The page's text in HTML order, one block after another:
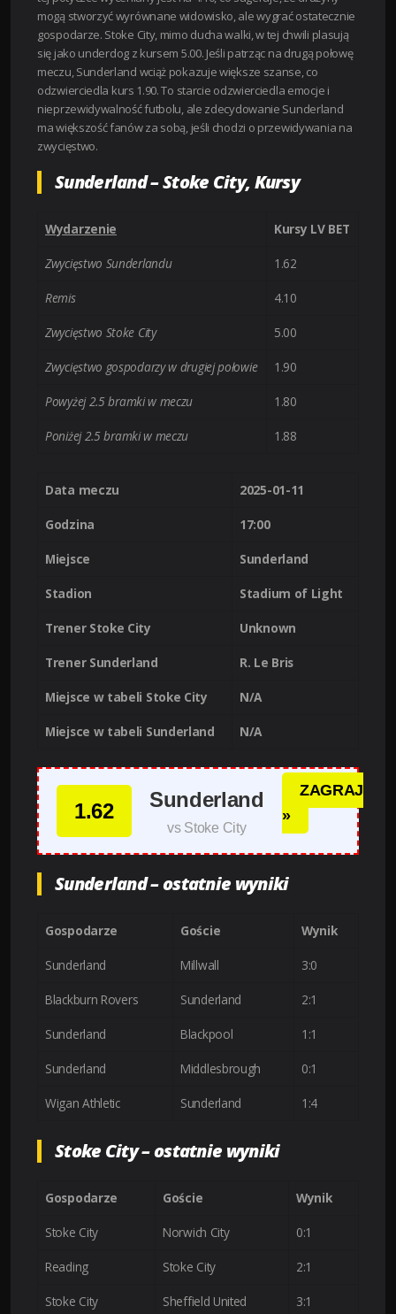
mogą stworzyć wyrównane widowisko, ale wygrać ostatecznie
gospodarze. Stoke City, mimo ducha walki, w tej chwili plasują
się jako underdog z kursem 5.00. Jeśli patrząc na drugą połowę
meczu, Sunderland wciąż pokazuje większe szanse, co
odzwierciedla kurs 1.90. To starcie odzwierciedla emocje i
nieprzewidywalność futbolu, ale zdecydowanie Sunderland
ma większość fanów za sobą, jeśli chodzi o przewidywania na
zwycięstwo.
Sunderland – Stoke City, Kursy
Wydarzenie Kursy LV BET
Zwycięstwo Sunderlandu 1.62
Remis 4.10
Zwycięstwo Stoke City 5.00
Zwycięstwo gospodarzy w drugiej połowie 1.90
Powyżej 2.5 bramki w meczu 1.80
Poniżej 2.5 bramki w meczu 1.88
Data meczu 2025-01-11
Godzina 17:00
Miejsce Sunderland
Stadion Stadium of Light
Trener Stoke City Unknown
Trener Sunderland R. Le Bris
Miejsce w tabeli Stoke City N/A
Miejsce w tabeli Sunderland N/A
1.62 Sunderland
vs Stoke City
ZAGRAJ
»
Sunderland – ostatnie wyniki
Gospodarze Goście Wynik
Sunderland Millwall 3:0
Blackburn Rovers Sunderland 2:1
Sunderland Blackpool 1:1
Sunderland Middlesbrough 0:1
Wigan Athletic Sunderland 1:4
Stoke City – ostatnie wyniki
Gospodarze Goście Wynik
Stoke City Norwich City 0:1
Reading Stoke City 2:1
Stoke City Sheffield United 3:1